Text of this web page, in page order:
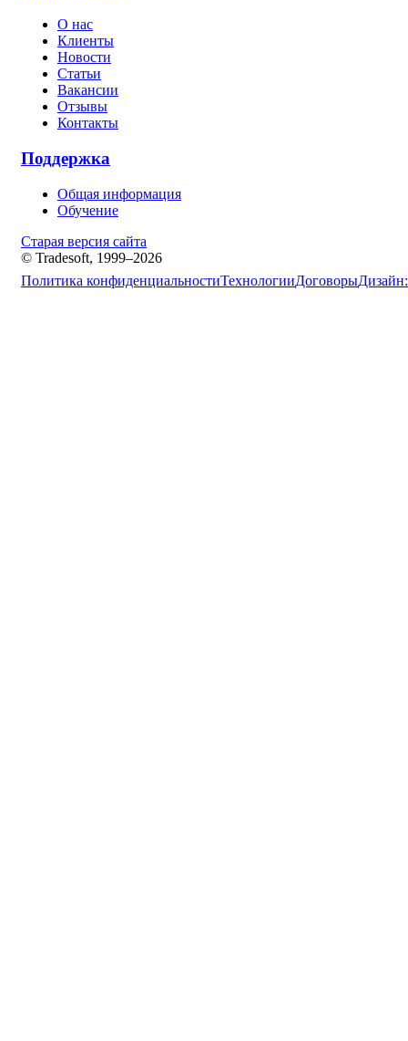
О нас
Клиенты
Новости
Статьи
Вакансии
Отзывы
Контакты
Поддержка
Общая информация
Обучение
Старая версия сайта
© Tradesoft, 1999–2026
Политика конфиденциальностиТехнологииДоговорыДизайн: